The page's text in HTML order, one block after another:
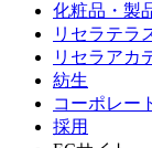
化粧品・製
リセラテラ
リセラアカ
紡生
コーポレー
採用